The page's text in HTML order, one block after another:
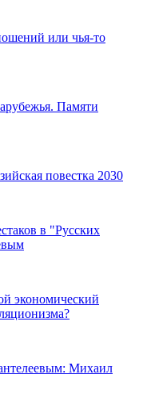
или чья-то
Памяти
повестка 2030
в "Русских
экономический
Михаил